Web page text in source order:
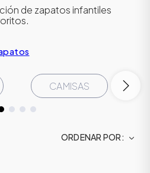
de zapatos infantiles
CAMISAS
ORDENAR POR